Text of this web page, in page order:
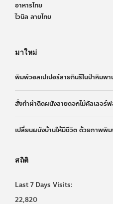
อาหารไทย
ไวนิล ลายไทย
มาใหม่
พิมพ์วอลเปเปอร์ลายกินรีในป่าหิมพา
สั่งทำผ้าติดผนังลายดอกไม้คัลเลอร์
เปลี่ยนผนังบ้านให้มีชีวิต ด้วยภาพพิ
สถิติ
Last 7 Days Visits:
22,820